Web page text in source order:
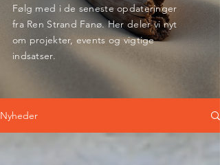
Følg med i de seneste opdateringer
fra Ren Strand Fanø. Her deler vi nyt
om projekter, events og vigtige
indsatser.
Nyheder